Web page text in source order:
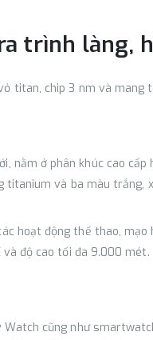
trình làng,
titan, chip 3 nm và
ở phân khúc cao
và ba màu trắng,
hoạt động thể thao,
độ cao tối đa 9.000 mét.
cũng như